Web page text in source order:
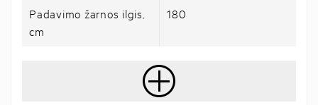
Padavimo žarnos ilgis,
cm
180